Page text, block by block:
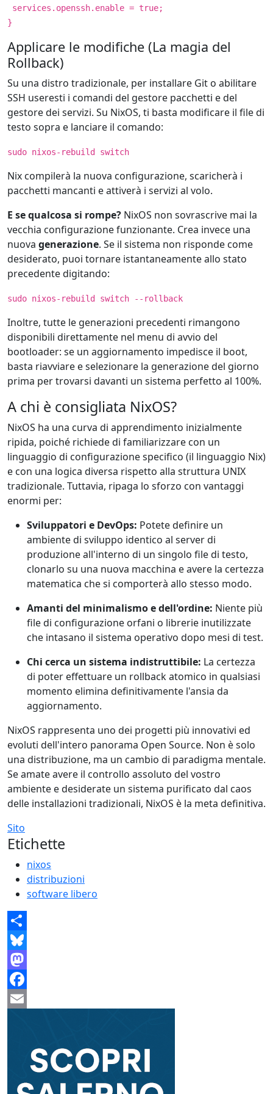
services.openssh.enable = true;
}
Applicare le modifiche (La magia del
Rollback)
Su una distro tradizionale, per installare Git o abilitare
SSH useresti i comandi del gestore pacchetti e del
gestore dei servizi. Su NixOS, ti basta modificare il file di
testo sopra e lanciare il comando:
sudo nixos-rebuild switch
Nix compilerà la nuova configurazione, scaricherà i
pacchetti mancanti e attiverà i servizi al volo.
E se qualcosa si rompe? NixOS non sovrascrive mai la
vecchia configurazione funzionante. Crea invece una
nuova generazione. Se il sistema non risponde come
desiderato, puoi tornare istantaneamente allo stato
precedente digitando:
sudo nixos-rebuild switch --rollback
Inoltre, tutte le generazioni precedenti rimangono
disponibili direttamente nel menu di avvio del
bootloader: se un aggiornamento impedisce il boot,
basta riavviare e selezionare la generazione del giorno
prima per trovarsi davanti un sistema perfetto al 100%.
A chi è consigliata NixOS?
NixOS ha una curva di apprendimento inizialmente
ripida, poiché richiede di familiarizzare con un
linguaggio di configurazione specifico (il linguaggio Nix)
e con una logica diversa rispetto alla struttura UNIX
tradizionale. Tuttavia, ripaga lo sforzo con vantaggi
enormi per:
Sviluppatori e DevOps: Potete definire un
ambiente di sviluppo identico al server di
produzione all'interno di un singolo file di testo,
clonarlo su una nuova macchina e avere la certezza
matematica che si comporterà allo stesso modo.
Amanti del minimalismo e dell'ordine: Niente più
file di configurazione orfani o librerie inutilizzate
che intasano il sistema operativo dopo mesi di test.
Chi cerca un sistema indistruttibile: La certezza
di poter effettuare un rollback atomico in qualsiasi
momento elimina definitivamente l'ansia da
aggiornamento.
NixOS rappresenta uno dei progetti più innovativi ed
evoluti dell'intero panorama Open Source. Non è solo
una distribuzione, ma un cambio di paradigma mentale.
Se amate avere il controllo assoluto del vostro
ambiente e desiderate un sistema purificato dal caos
delle installazioni tradizionali, NixOS è la meta definitiva.
Sito
Etichette
nixos
distribuzioni
software libero
Share
Bluesky
Mastodon
Facebook